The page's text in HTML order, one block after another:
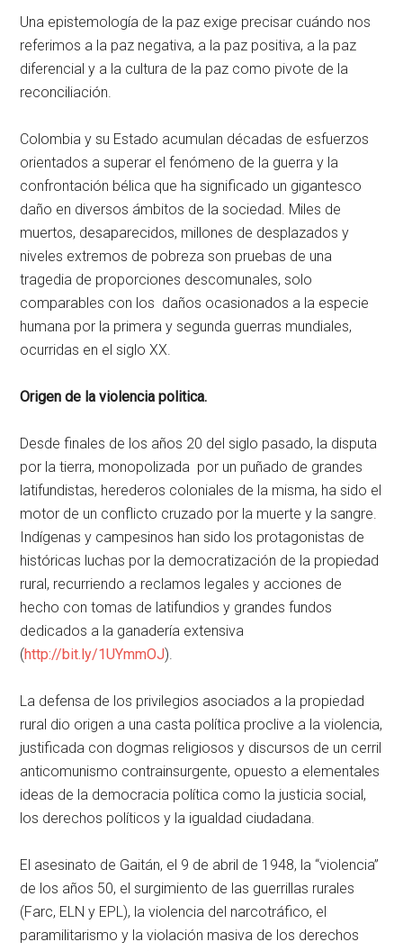
Una epistemología de la paz exige precisar cuándo nos
referimos a la paz negativa, a la paz positiva, a la paz
diferencial y a la cultura de la paz como pivote de la
reconciliación.
Colombia y su Estado acumulan décadas de esfuerzos
orientados a superar el fenómeno de la guerra y la
confrontación bélica que ha significado un gigantesco
daño en diversos ámbitos de la sociedad. Miles de
muertos, desaparecidos, millones de desplazados y
niveles extremos de pobreza son pruebas de una
tragedia de proporciones descomunales, solo
comparables con los daños ocasionados a la especie
humana por la primera y segunda guerras mundiales,
ocurridas en el siglo XX.
Origen de la violencia politica.
Desde finales de los años 20 del siglo pasado, la disputa
por la tierra, monopolizada por un puñado de grandes
latifundistas, herederos coloniales de la misma, ha sido el
motor de un conflicto cruzado por la muerte y la sangre.
Indígenas y campesinos han sido los protagonistas de
históricas luchas por la democratización de la propiedad
rural, recurriendo a reclamos legales y acciones de
hecho con tomas de latifundios y grandes fundos
dedicados a la ganadería extensiva
(http://bit.ly/1UYmmOJ).
La defensa de los privilegios asociados a la propiedad
rural dio origen a una casta política proclive a la violencia,
justificada con dogmas religiosos y discursos de un cerril
anticomunismo contrainsurgente, opuesto a elementales
ideas de la democracia política como la justicia social,
los derechos políticos y la igualdad ciudadana.
El asesinato de Gaitán, el 9 de abril de 1948, la “violencia”
de los años 50, el surgimiento de las guerrillas rurales
(Farc, ELN y EPL), la violencia del narcotráfico, el
paramilitarismo y la violación masiva de los derechos